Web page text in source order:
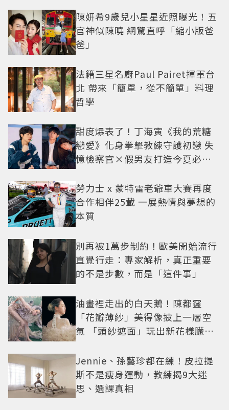
陳妍希9歲兒小星星近照曝光！五
官神似陳曉 網驚直呼「縮小版爸
爸」
法籍三星名廚Paul Pairet揮軍台
北 帶來「簡單，從不簡單」料理
哲學
甜度爆表了！丁海寅《我的荒糖
戀愛》化身拳擊教練守護初戀 失
憶檢察官×假男友打造今夏必看
勞力士 x 蒙特雷老爺車大賽再度
合作相伴25載 一展熱情與夢想的
本質
別再被1萬步制約！歐美開始流行
直覺行走：專家解析，真正重要
的不是步數，而是「這件事」
油畫裡走出的白天鵝！陳都靈
「花瓣薄紗」美得像披上一層空
氣 「頭紗遮面」玩出新花樣朦朧
Jennie、孫藝珍都在練！皮拉提
斯不是瘦身運動，教練揭9大迷
思、選課真相